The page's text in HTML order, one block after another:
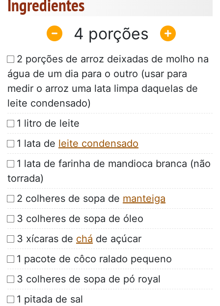
Ingredientes
4
2 porções de arroz deixadas de molho na
água de um dia para o outro (usar para
medir o arroz uma lata limpa daquelas de
leite condensado)
1 litro de leite
1 lata de leite condensado
1 lata de farinha de mandioca branca (não
torrada)
2 colheres de sopa de manteiga
3 colheres de sopa de óleo
3 xícaras de chá de açúcar
1 pacote de côco ralado pequeno
3 colheres de sopa de pó royal
1 pitada de sal